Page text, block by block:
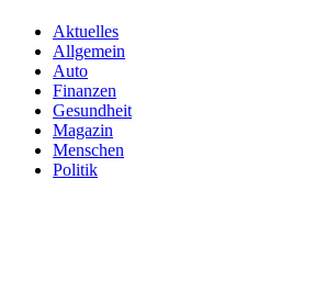
Aktuelles
Allgemein
Auto
Finanzen
Gesundheit
Magazin
Menschen
Politik